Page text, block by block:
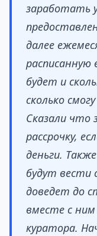
заработать
далее
расписанную
будет и
сколько
Сказали что
рассрочку,
деньги.
будут вести
доведет до
вместе с
куратора.